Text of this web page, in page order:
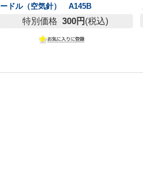
ードル（空気針） A145B
特別価格 300円(税込)